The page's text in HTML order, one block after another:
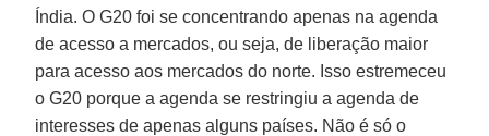
Índia. O G20 foi se concentrando apenas na agenda
de acesso a mercados, ou seja, de liberação maior
para acesso aos mercados do norte. Isso estremeceu
o G20 porque a agenda se restringiu a agenda de
interesses de apenas alguns países. Não é só o